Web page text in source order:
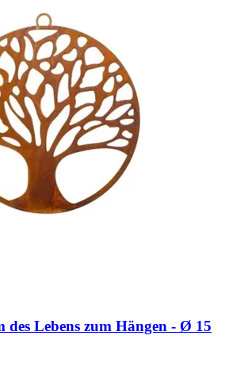
des Lebens zum Hängen -​ Ø 15